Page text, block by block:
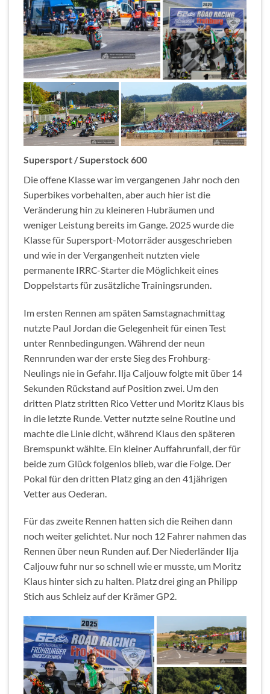
Supersport / Superstock 600
Die offene Klasse war im vergangenen Jahr noch den
Superbikes vorbehalten, aber auch hier ist die
Veränderung hin zu kleineren Hubräumen und
weniger Leistung bereits im Gange. 2025 wurde die
Klasse für Supersport-Motorräder ausgeschrieben
und wie in der Vergangenheit nutzten viele
permanente IRRC-Starter die Möglichkeit eines
Doppelstarts für zusätzliche Trainingsrunden.
Im ersten Rennen am späten Samstagnachmittag
nutzte Paul Jordan die Gelegenheit für einen Test
unter Rennbedingungen. Während der neun
Rennrunden war der erste Sieg des Frohburg-
Neulings nie in Gefahr. Ilja Caljouw folgte mit über 14
Sekunden Rückstand auf Position zwei. Um den
dritten Platz stritten Rico Vetter und Moritz Klaus bis
in die letzte Runde. Vetter nutzte seine Routine und
machte die Linie dicht, während Klaus den späteren
Bremspunkt wählte. Ein kleiner Auffahrunfall, der für
beide zum Glück folgenlos blieb, war die Folge. Der
Pokal für den dritten Platz ging an den 41jährigen
Vetter aus Oederan.
Für das zweite Rennen hatten sich die Reihen dann
noch weiter gelichtet. Nur noch 12 Fahrer nahmen das
Rennen über neun Runden auf. Der Niederländer Ilja
Caljouw fuhr nur so schnell wie er musste, um Moritz
Klaus hinter sich zu halten. Platz drei ging an Philipp
Stich aus Schleiz auf der Krämer GP2.